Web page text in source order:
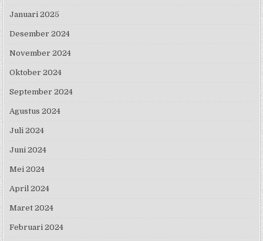
Januari 2025
Desember 2024
November 2024
Oktober 2024
September 2024
Agustus 2024
Juli 2024
Juni 2024
Mei 2024
April 2024
Maret 2024
Februari 2024